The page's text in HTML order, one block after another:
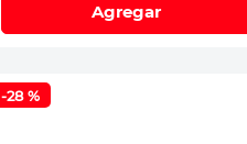
Agregar
-28 %